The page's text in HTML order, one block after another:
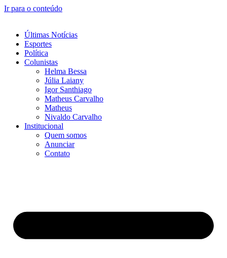
Ir para o conteúdo
Últimas Notícias
Esportes
Política
Colunistas
Helma Bessa
Júlia Laiany
Igor Santhiago
Matheus Carvalho
Matheus
Nivaldo Carvalho
Institucional
Quem somos
Anunciar
Contato